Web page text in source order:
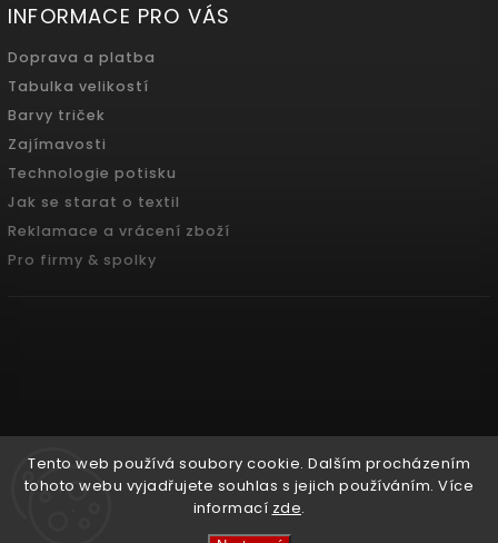
Tento web používá soubory cookie. Dalším procházením
tohoto webu vyjadřujete souhlas s jejich používáním. Více
informací zde.
INFORMACE PRO VÁS
Doprava a platba
Tabulka velikostí
Barvy triček
Zajímavosti
Technologie potisku
Jak se starat o textil
Reklamace a vrácení zboží
Pro firmy & spolky